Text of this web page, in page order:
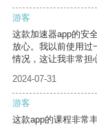
游客
这款加速器app的安
放心。我以前使用过
情况，这让我非常担
2024-07-31
游客
这款app的课程非常